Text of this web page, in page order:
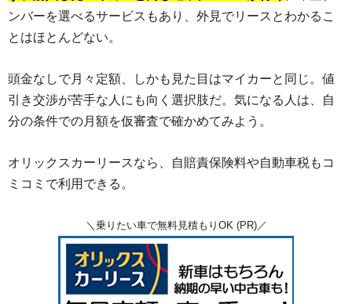
ンバーを選べるサービスもあり、外見でリースとわかるこ
とはほとんどない。
頭金なしで月々定額、しかも見た目はマイカーと同じ。値
引き交渉が苦手な人にも向く選択肢だ。気になる人は、自
分の条件での月額を仮審査で確かめてみよう。
オリックスカーリースなら、自賠責保険料や自動車税もコ
ミコミで利用できる。
＼乗りたい車で無料見積もりOK (PR)／